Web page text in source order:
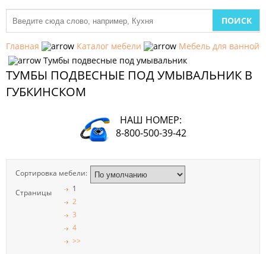
Главная Каталог мебели
Мебель для ванной
Тумбы подвесные под умывальник
ТУМБЫ ПОДВЕСНЫЕ ПОД УМЫВАЛЬНИК В
ГУБКИНСКОМ
НАШ НОМЕР:
8-800-500-39-42
Сортировка мебели:
Страницы
1
2
3
4
>>
МЕБЕЛЬ
КУХНИ
ДЕТСКАЯ
МЕБЕЛЬ
МЕБЕЛЬ
ДЛЯ
СПАЛЬНИ